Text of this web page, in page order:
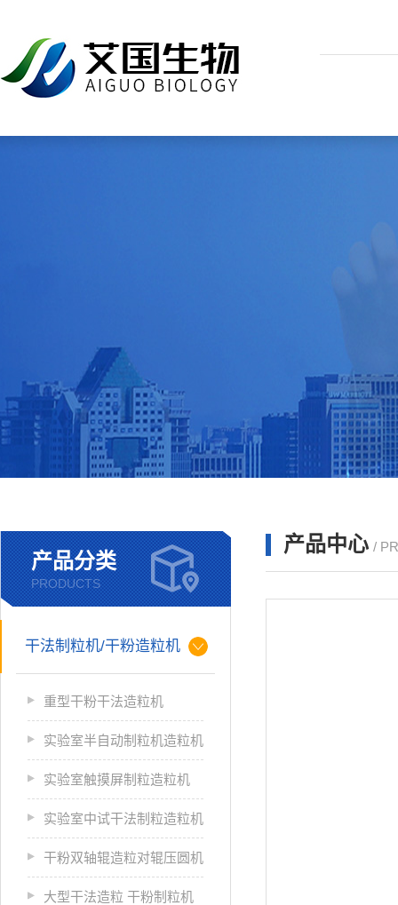
产品分类
PRODUCTS
干法制粒机/干粉造粒机
重型干粉干法造粒机
实验室半自动制粒机造粒机
实验室触摸屏制粒造粒机
实验室中试干法制粒造粒机
干粉双轴辊造粒对辊压圆机
大型干法造粒 干粉制粒机
产品中心 /